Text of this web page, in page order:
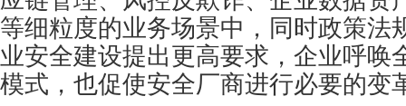
等细粒度的业务场景中，同时政策法
业安全建设提出更高要求，企业呼唤
模式，也促使安全厂商进行必要的变